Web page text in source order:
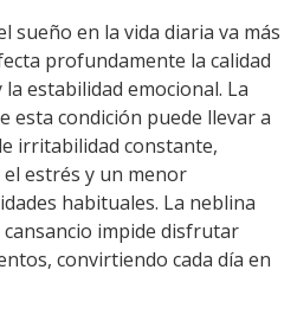
sueño en la vida diaria va más
profundamente la calidad
estabilidad emocional. La
esta condición puede llevar a
irritabilidad constante,
estrés y un menor
habituales. La neblina
impide disfrutar
convirtiendo cada día en